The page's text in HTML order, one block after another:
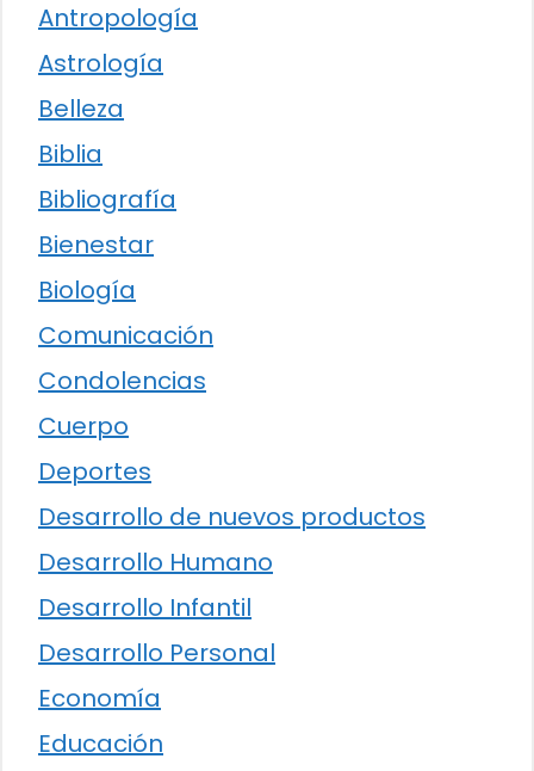
Antropología
Astrología
Belleza
Biblia
Bibliografía
Bienestar
Biología
Comunicación
Condolencias
Cuerpo
Deportes
Desarrollo de nuevos productos
Desarrollo Humano
Desarrollo Infantil
Desarrollo Personal
Economía
Educación